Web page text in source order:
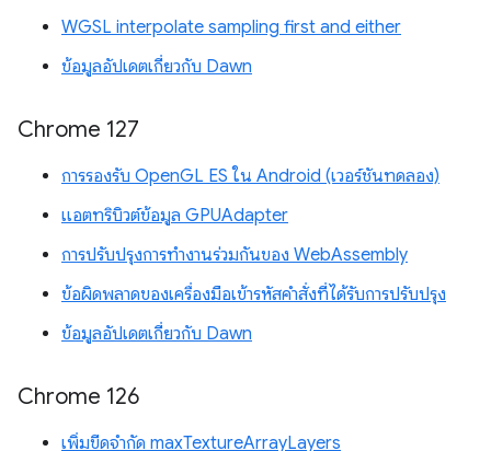
WGSL interpolate sampling first and either
ข้อมูลอัปเดตเกี่ยวกับ Dawn
Chrome 127
การรองรับ OpenGL ES ใน Android (เวอร์ชันทดลอง)
แอตทริบิวต์ข้อมูล GPUAdapter
การปรับปรุงการทำงานร่วมกันของ WebAssembly
ข้อผิดพลาดของเครื่องมือเข้ารหัสคำสั่งที่ได้รับการปรับปรุง
ข้อมูลอัปเดตเกี่ยวกับ Dawn
Chrome 126
เพิ่มขีดจำกัด maxTextureArrayLayers